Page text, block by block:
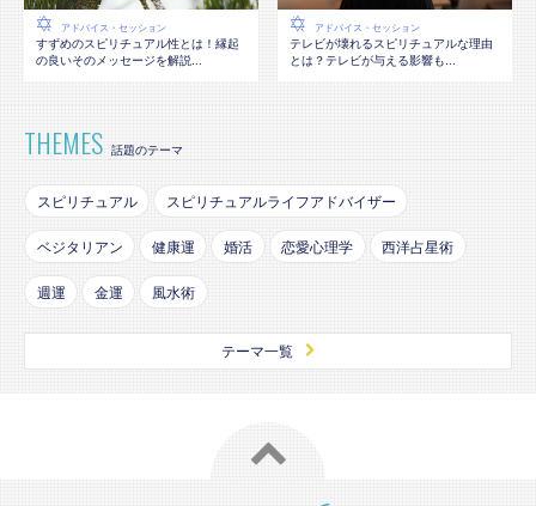
アドバイス・セッション
すずめのスピリチュアル性とは！縁起
の良いそのメッセージを解説...
アドバイス・セッション
テレビが壊れるスピリチュアルな理由
とは？テレビが与える影響も...
THEMES 話題のテーマ
スピリチュアル スピリチュアルライフアドバイザー
ベジタリアン 健康運 婚活 恋愛心理学 西洋占星術
週運 金運 風水術
テーマ一覧